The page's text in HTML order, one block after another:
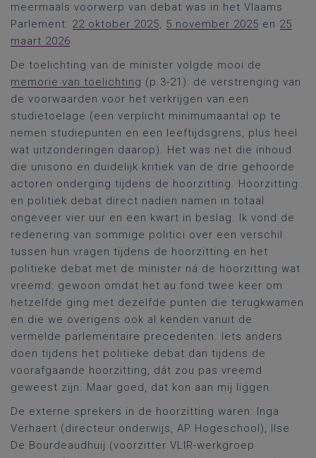
meermaals voorwerp van debat was in het Vlaams
Parlement: 22 oktober 2025, 5 november 2025 en 25
maart 2026.
De toelichting van de minister volgde mooi de
memorie van toelichting (p.3-21): de verstrenging van
de voorwaarden voor het verkrijgen van een
studietoelage (een verplicht minimumaantal op te
nemen studiepunten en een leeftijdsgrens, plus heel
wat uitzonderingen daarop). Het was net die inhoud
die unisono en duidelijk kritiek van de drie gehoorde
actoren onderging tijdens de hoorzitting. Hoorzitting
en politiek debat direct nadien namen in totaal
ongeveer vier uur en een kwart in beslag. Ik vond de
redenering van sommige politici over een verschil
tussen hun vragen tijdens de hoorzitting en het
politieke debat met de minister ná de hoorzitting wat
vreemd: gewoon omdat het au fond twee keer om
hetzelfde ging met dezelfde punten die terugkwamen
en die we overigens ook al kenden vanuit de
vermelde parlementaire precedenten. Iets anders
doen tijdens het politieke debat dan tijdens de
voorafgaande hoorzitting, dát zou pas vreemd
geweest zijn. Maar goed, dat kon aan mij liggen.
De externe sprekers in de hoorzitting waren: Inga
Verhaert (directeur onderwijs, AP Hogeschool), Ilse
De Bourdeaudhuij (voorzitter VLIR-werkgroep